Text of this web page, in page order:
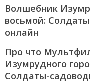
Волшебник
восьмой:
онлайн
Про что
Изумрудного
Солдаты-